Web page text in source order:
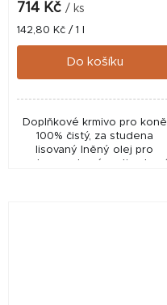
714 Kč / ks
Měrná
cena:
142,80 Kč / 1 l
Do košíku
Doplňkové krmivo pro koně
100% čistý, za studena
lisovaný lněný olej pro